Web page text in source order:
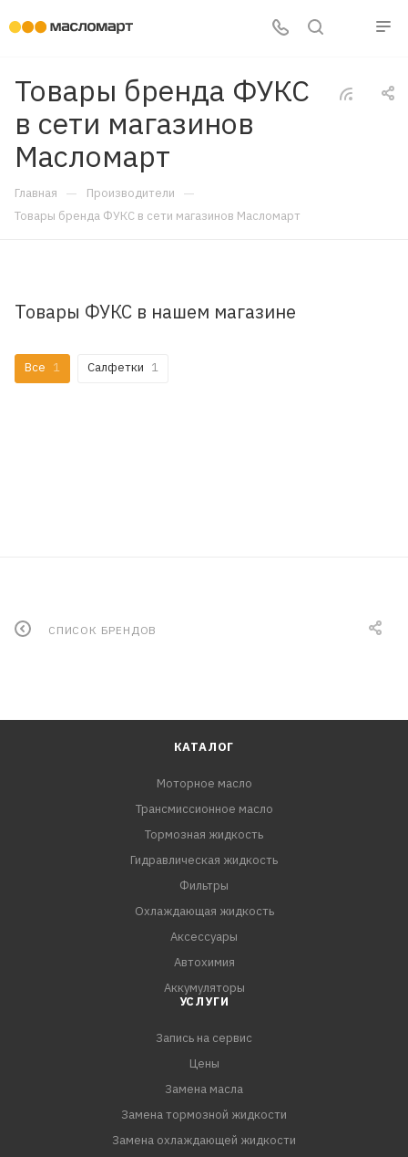
Товары бренда ФУКС
в сети магазинов
Масломарт
Главная — Производители —
Товары бренда ФУКС в сети магазинов Масломарт
Товары ФУКС в нашем магазине
Все 1 Салфетки 1
СПИСОК БРЕНДОВ
КАТАЛОГ
Моторное масло
Трансмиссионное масло
Тормозная жидкость
Гидравлическая жидкость
Фильтры
Охлаждающая жидкость
Аксессуары
Автохимия
Аккумуляторы
УСЛУГИ
Запись на сервис
Цены
Замена масла
Замена тормозной жидкости
Замена охлаждающей жидкости